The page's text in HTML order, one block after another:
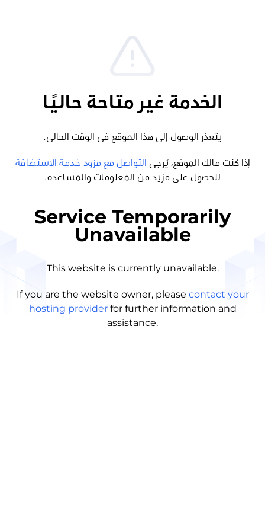
الخدمة غير متاحة حاليًا
يتعذر الوصول إلى هذا الموقع في الوقت الحالي.
إذا كنت مالك الموقع، يُرجى
التواصل مع مزود خدمة الاستضافة
للحصول على مزيد من المعلومات والمساعدة.
Service Temporarily
Unavailable
This website is currently unavailable.
If you are the website owner, please contact your
hosting provider for further information and
assistance.